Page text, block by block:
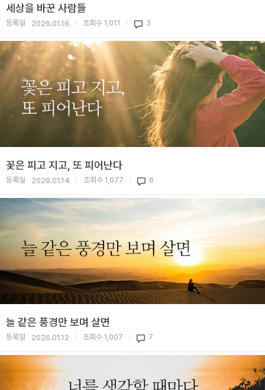
세상을 바꾼 사람들
등록일 2026.01.16 조회수 1,011 3
꽃은 피고 지고, 또 피어난다
등록일 2026.01.14 조회수 1,077 6
늘 같은 풍경만 보며 살면
등록일 2026.01.12 조회수 1,007 7